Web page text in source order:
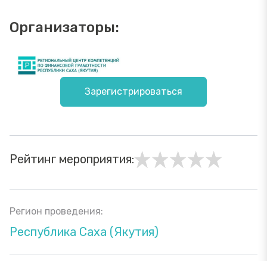
Организаторы:
Зарегистрироваться
Рейтинг мероприятия:
Регион проведения:
Республика Саха (Якутия)